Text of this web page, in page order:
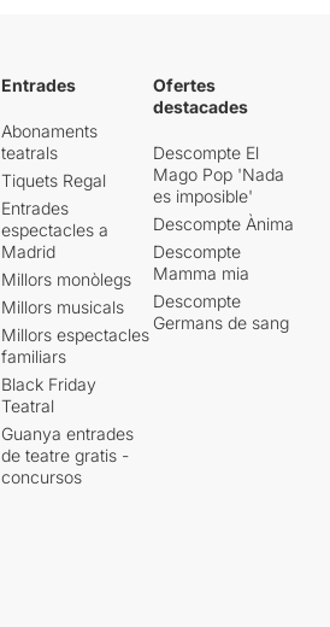
Entrades
Abonaments
teatrals
Tiquets Regal
Entrades
espectacles a
Madrid
Millors monòlegs
Millors musicals
Millors espectacles
familiars
Black Friday
Teatral
Guanya entrades
de teatre gratis -
concursos
Ofertes
destacades
Descompte El
Mago Pop 'Nada
es imposible'
Descompte Ànima
Descompte
Mamma mia
Descompte
Germans de sang